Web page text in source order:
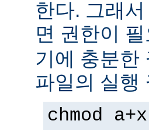
한다. 그래
면 권한이
기에 충분한
파일의 실행
chmod